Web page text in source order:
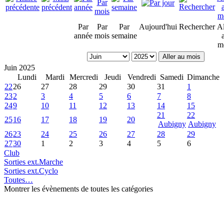
Par
année
Par
mois
Par
semaine
Aujourd'hui Rechercher
Aller au mois
Juin 2025
Lundi
Mardi Mercredi Jeudi Vendredi Samedi Dimanche
2226 27 28 29 30 31
1
232 3 4 5 6 7
8
249 10 11 12 13 14
15
2516 17 18 19 20
21
Aubigny
22
Aubigny
2623 24 25 26 27 28
29
2730 1 2 3 4 5
6
Club
Sorties ext.Marche
Sorties ext.Cyclo
Toutes…
Montrer les évènements de toutes les catégories